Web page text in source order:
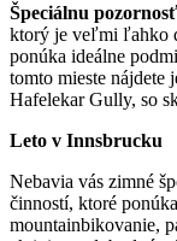
Špeciálnu
ktorý je veľmi ľahko
ponúka ideálne
tomto mieste nájdete
Hafelekar Gully, so
Leto v Innsbrucku
Nebavia vás zimné
činností, ktoré
mountainbikovanie,